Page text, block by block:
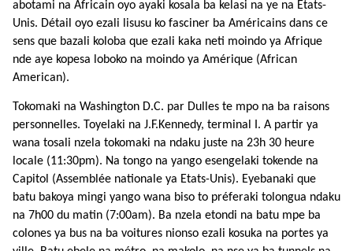
abotami na Africain oyo ayaki kosala ba kelasi na ye na Etats-
Unis. Détail oyo ezali lisusu ko fasciner ba Américains dans ce
sens que bazali koloba que ezali kaka neti moindo ya Afrique
nde aye kopesa loboko na moindo ya Amérique (African
American).
Tokomaki na Washington D.C. par Dulles te mpo na ba raisons
personnelles. Toyelaki na J.F.Kennedy, terminal I. A partir ya
wana tosali nzela tokomaki na ndaku juste na 23h 30 heure
locale (11:30pm). Na tongo na yango esengelaki tokende na
Capitol (Assemblée nationale ya Etats-Unis). Eyebanaki que
batu bakoya mingi yango wana biso to préferaki tolongua ndaku
na 7h00 du matin (7:00am). Ba nzela etondi na batu mpe ba
colones ya bus na ba voitures nionso ezali kosuka na portes ya